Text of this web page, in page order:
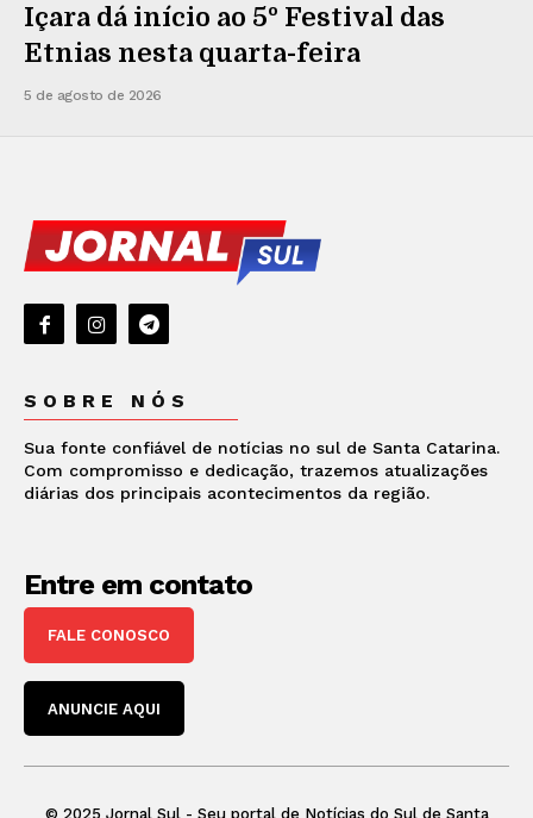
Içara dá início ao 5º Festival das
Etnias nesta quarta-feira
5 de agosto de 2026
SOBRE NÓS
Sua fonte confiável de notícias no sul de Santa Catarina.
Com compromisso e dedicação, trazemos atualizações
diárias dos principais acontecimentos da região.
Entre em contato
FALE CONOSCO
ANUNCIE AQUI
© 2025 Jornal Sul - Seu portal de Notícias do Sul de Santa